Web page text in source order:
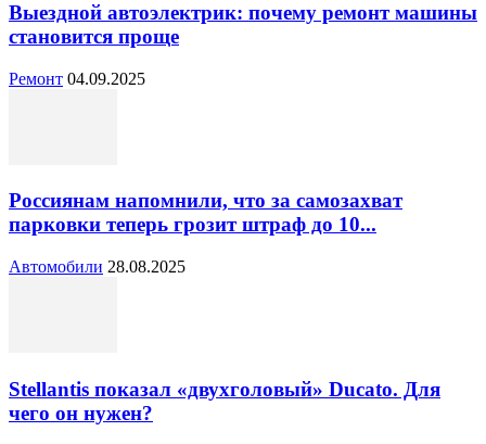
Выездной автоэлектрик: почему ремонт машины
становится проще
Ремонт 04.09.2025
Россиянам напомнили, что за самозахват
парковки теперь грозит штраф до 10...
Автомобили 28.08.2025
Stellantis показал «двухголовый» Ducato. Для
чего он нужен?